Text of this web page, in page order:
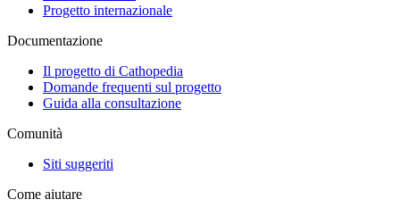
Progetto internazionale
Documentazione
Il progetto di Cathopedia
Domande frequenti sul progetto
Guida alla consultazione
Comunità
Siti suggeriti
Come aiutare